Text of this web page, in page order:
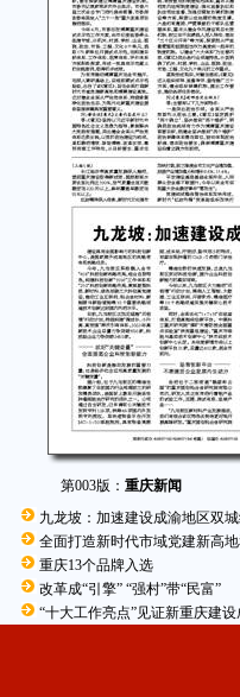
第003版：重庆新闻
九龙坡：加速建设成渝地区双
全面打造新时代市域党建新高
重庆13个品牌入选
改革成“引擎” “强村”带“民富”
“十大工作亮点”见证新重庆建设